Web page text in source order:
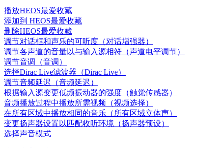
播放HEOS最爱收藏
添加到 HEOS最爱收藏
删除HEOS最爱收藏
调节对话框和声乐的可听度（对话增强器）
调节各声道的音量以与输入源相符（声道电平调节）
调节音调（音调）
选择Dirac Live滤波器（Dirac Live）
调节音频延迟（音频延迟）
根据输入源变更低频振动器的强度（触觉传感器）
音频播放过程中播放所需视频（视频选择）
在所有区域中播放相同的音乐（所有区域立体声）
变更扬声器设置以匹配收听环境（扬声器预设）
选择声音模式